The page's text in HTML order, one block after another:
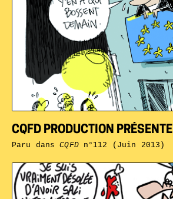
CQFD PRODUCTION PRÉSENTE
Paru dansCQFDn°112 (Juin 2013)